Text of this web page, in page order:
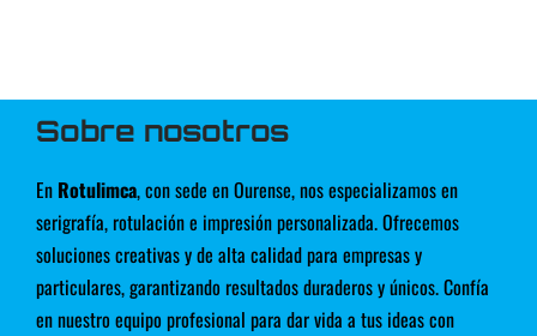
Sobre nosotros
En Rotulimca, con sede en Ourense, nos especializamos en
serigrafía, rotulación e impresión personalizada. Ofrecemos
soluciones creativas y de alta calidad para empresas y
particulares, garantizando resultados duraderos y únicos. Confía
en nuestro equipo profesional para dar vida a tus ideas con